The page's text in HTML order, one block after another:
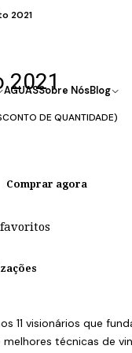
AGUASSobre NósBlog
2021
2021
DE QUANTIDADE)
Comprar agora
11 visionários que
técnicas de